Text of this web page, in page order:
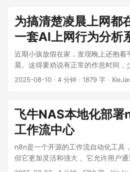
题，更要解决 “知识怎么用” 的痛点
行聚合，方便检索查询和使用。 ...
为搞清楚凌晨上网都
一套AI上网行为分析
近期小孩放假在家，发现晚上还抱着
晨。这得要劝说有正常的作息时间，
事情，但又不能强制拿平板检查看在
2025-08-10 · 4 分钟 · 1879 字 ·
飞牛NAS本地化部
工作流中心
n8n是一个开源的工作流自动化工具
但它更加灵活和强大 。它允许用户
形式构建自动化工作流，将不同的应